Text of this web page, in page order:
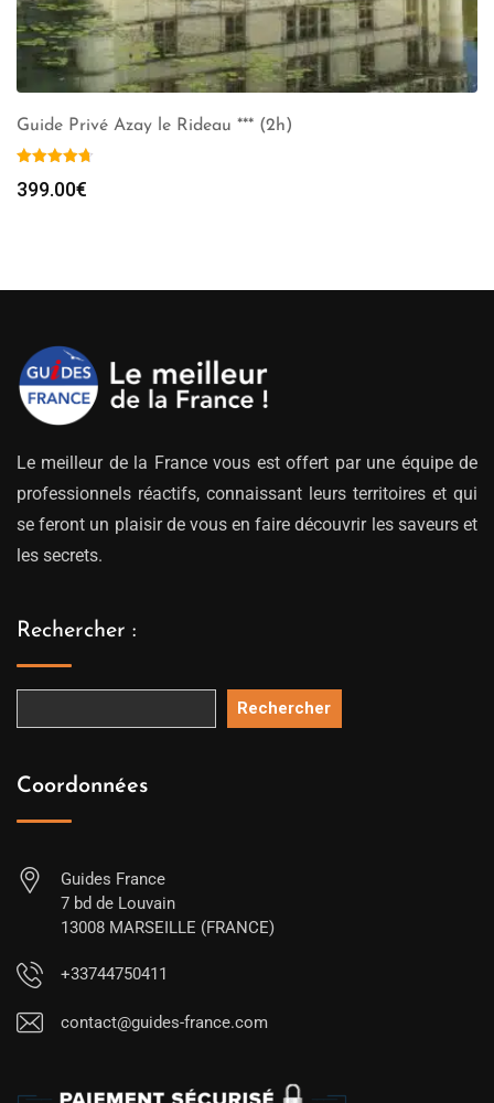
Guide Privé Azay le Rideau *** (2h)
399.00€
Le meilleur de la France vous est offert par une équipe de
professionnels réactifs, connaissant leurs territoires et qui
se feront un plaisir de vous en faire découvrir les saveurs et
les secrets.
Rechercher :
Rechercher
Coordonnées
Guides France
7 bd de Louvain
13008 MARSEILLE (FRANCE)
+33744750411
contact@guides-france.com